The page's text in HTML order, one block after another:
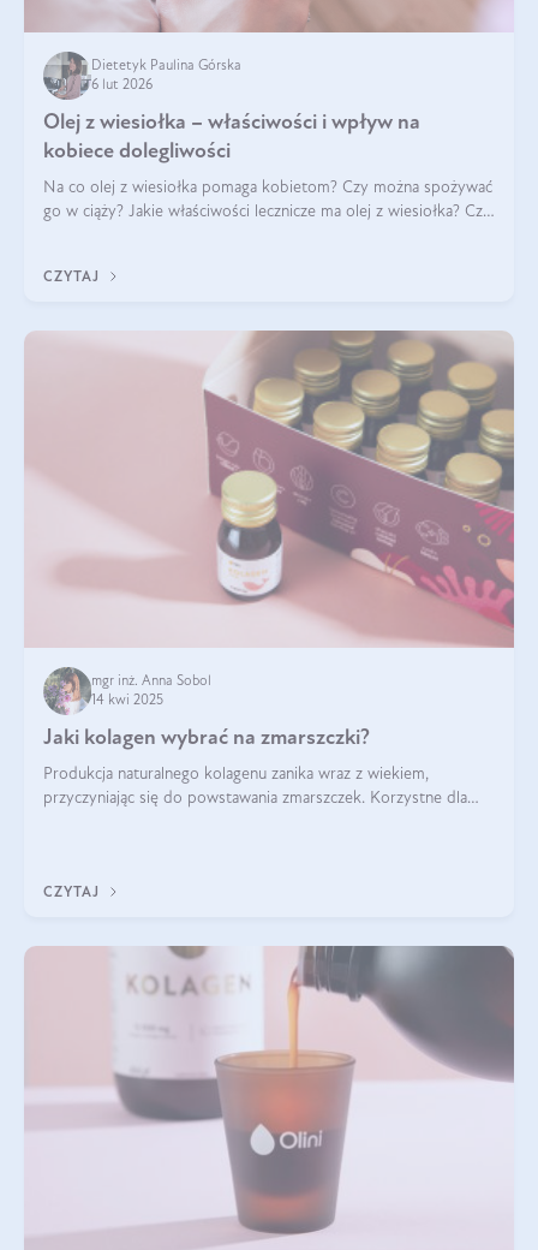
Dietetyk Paulina Górska
6 lut 2026
Olej z wiesiołka – właściwości i wpływ na
kobiece dolegliwości
Na co olej z wiesiołka pomaga kobietom? Czy można spożywać
go w ciąży? Jakie właściwości lecznicze ma olej z wiesiołka? Czy
CZYTAJ
mgr inż. Anna Sobol
14 kwi 2025
Jaki kolagen wybrać na zmarszczki?
Produkcja naturalnego kolagenu zanika wraz z wiekiem,
przyczyniając się do powstawania zmarszczek. Korzystne dla
CZYTAJ